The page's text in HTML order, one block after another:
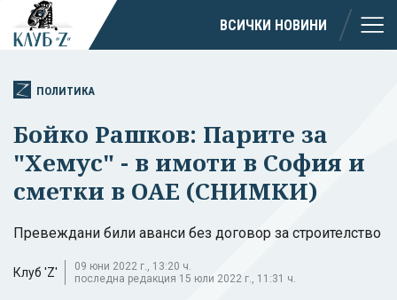
ВСИЧКИ НОВИНИ
ПОЛИТИКА
Бойко Рашков: Парите за
"Хемус" - в имоти в София и
сметки в ОАЕ (СНИМКИ)
Превеждани били аванси без договор за строителство
Клуб 'Z'
09 юни 2022 г., 13:20 ч.
последна редакция 15 юли 2022 г., 11:31 ч.